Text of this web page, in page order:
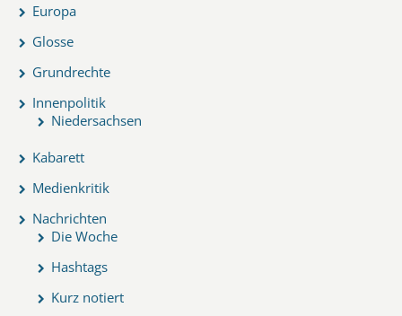
Europa
Glosse
Grundrechte
Innenpolitik
Niedersachsen
Kabarett
Medienkritik
Nachrichten
Die Woche
Hashtags
Kurz notiert